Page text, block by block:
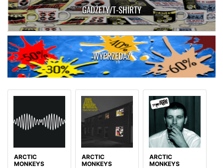
GADŻETY/T-SHIRTY
WYPRZEDAŻ
ARCTIC
MONKEYS
ARCTIC
MONKEYS
ARCTIC
MONKEYS